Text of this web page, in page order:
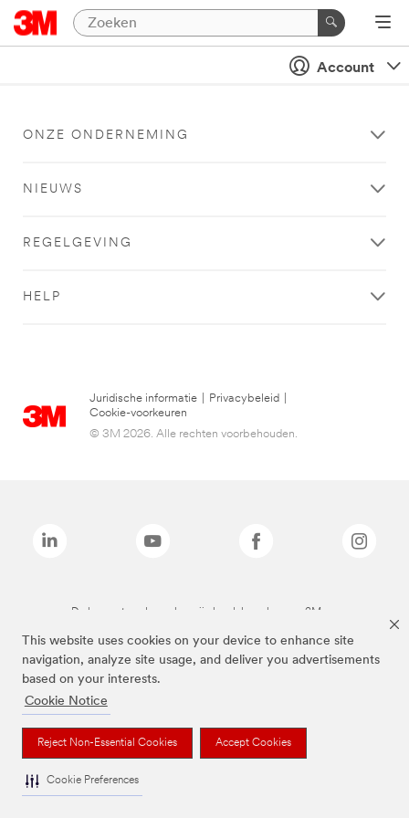
This website uses cookies on your device to enhance site
navigation, analyze site usage, and deliver you advertisements
based on your interests.
Cookie Notice
Reject Non-Essential Cookies Accept Cookies
Cookie Preferences
Account
ONZE ONDERNEMING
NIEUWS
REGELGEVING
HELP
Juridische informatie Privacybeleid
Cookie-voorkeuren
© 3M 2026. Alle rechten voorbehouden.
De bovenstaande merken zijn handelsmerken van 3M.we